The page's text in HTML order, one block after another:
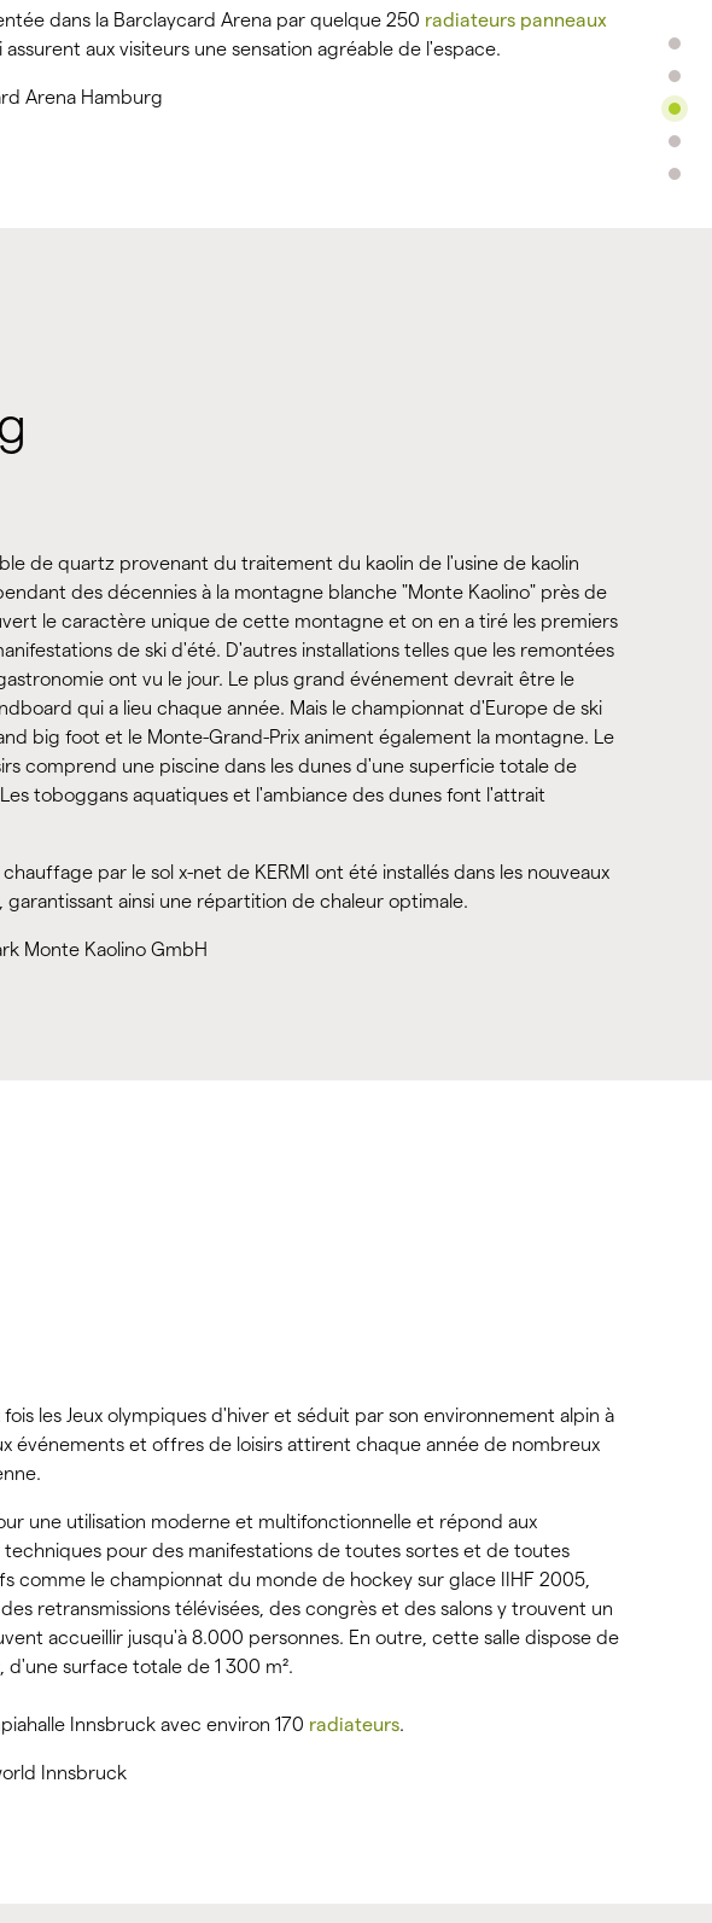
dans la Barclaycard Arena par quelque 250 radiateurs panneaux
aux visiteurs une sensation agréable de l'espace.
Arena Hamburg
de quartz provenant du traitement du kaolin de l'usine de kaolin
des décennies à la montagne blanche "Monte Kaolino" près de
le caractère unique de cette montagne et on en a tiré les premiers
de ski d'été. D'autres installations telles que les remontées
ont vu le jour. Le plus grand événement devrait être le
qui a lieu chaque année. Mais le championnat d'Europe de ski
big foot et le Monte-Grand-Prix animent également la montagne. Le
comprend une piscine dans les dunes d'une superficie totale de
toboggans aquatiques et l'ambiance des dunes font l'attrait
par le sol x-net de KERMI ont été installés dans les nouveaux
garantissant ainsi une répartition de chaleur optimale.
Monte Kaolino GmbH
les Jeux olympiques d'hiver et séduit par son environnement alpin à
événements et offres de loisirs attirent chaque année de nombreux
une utilisation moderne et multifonctionnelle et répond aux
pour des manifestations de toutes sortes et de toutes
comme le championnat du monde de hockey sur glace IIHF 2005,
retransmissions télévisées, des congrès et des salons y trouvent un
accueillir jusqu'à 8.000 personnes. En outre, cette salle dispose de
d'une surface totale de 1 300 m².
Innsbruck avec environ 170 radiateurs.
Innsbruck